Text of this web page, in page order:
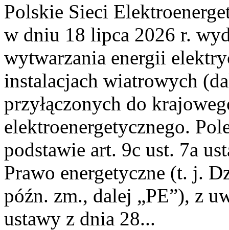
Polskie Sieci
w dniu 18 lipca 2026 r.
wytwarzania energii
instalacjach wiatrowych
przyłączonych do
elektroenergetycznego.
podstawie art. 9c ust. 7a
Prawo energetyczne (t. j.
późn. zm., dalej „PE”), z
ustawy z dnia 28...